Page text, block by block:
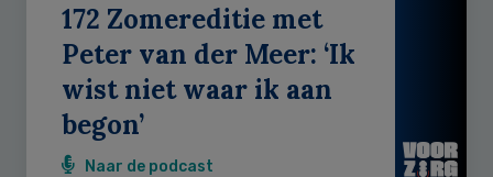
172 Zomereditie met
Peter van der Meer: ‘Ik
wist niet waar ik aan
begon’
Naar de podcast